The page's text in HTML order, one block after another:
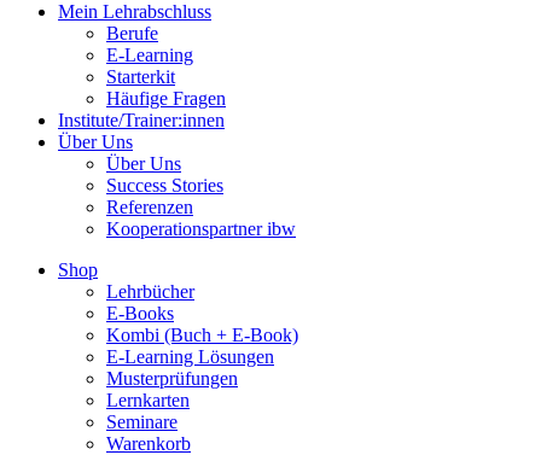
Mein Lehrabschluss
Berufe
E-Learning
Starterkit
Häufige Fragen
Institute/Trainer:innen
Über Uns
Über Uns
Success Stories
Referenzen
Kooperationspartner ibw
Shop
Lehrbücher
E-Books
Kombi (Buch + E-Book)
E-Learning Lösungen
Musterprüfungen
Lernkarten
Seminare
Warenkorb